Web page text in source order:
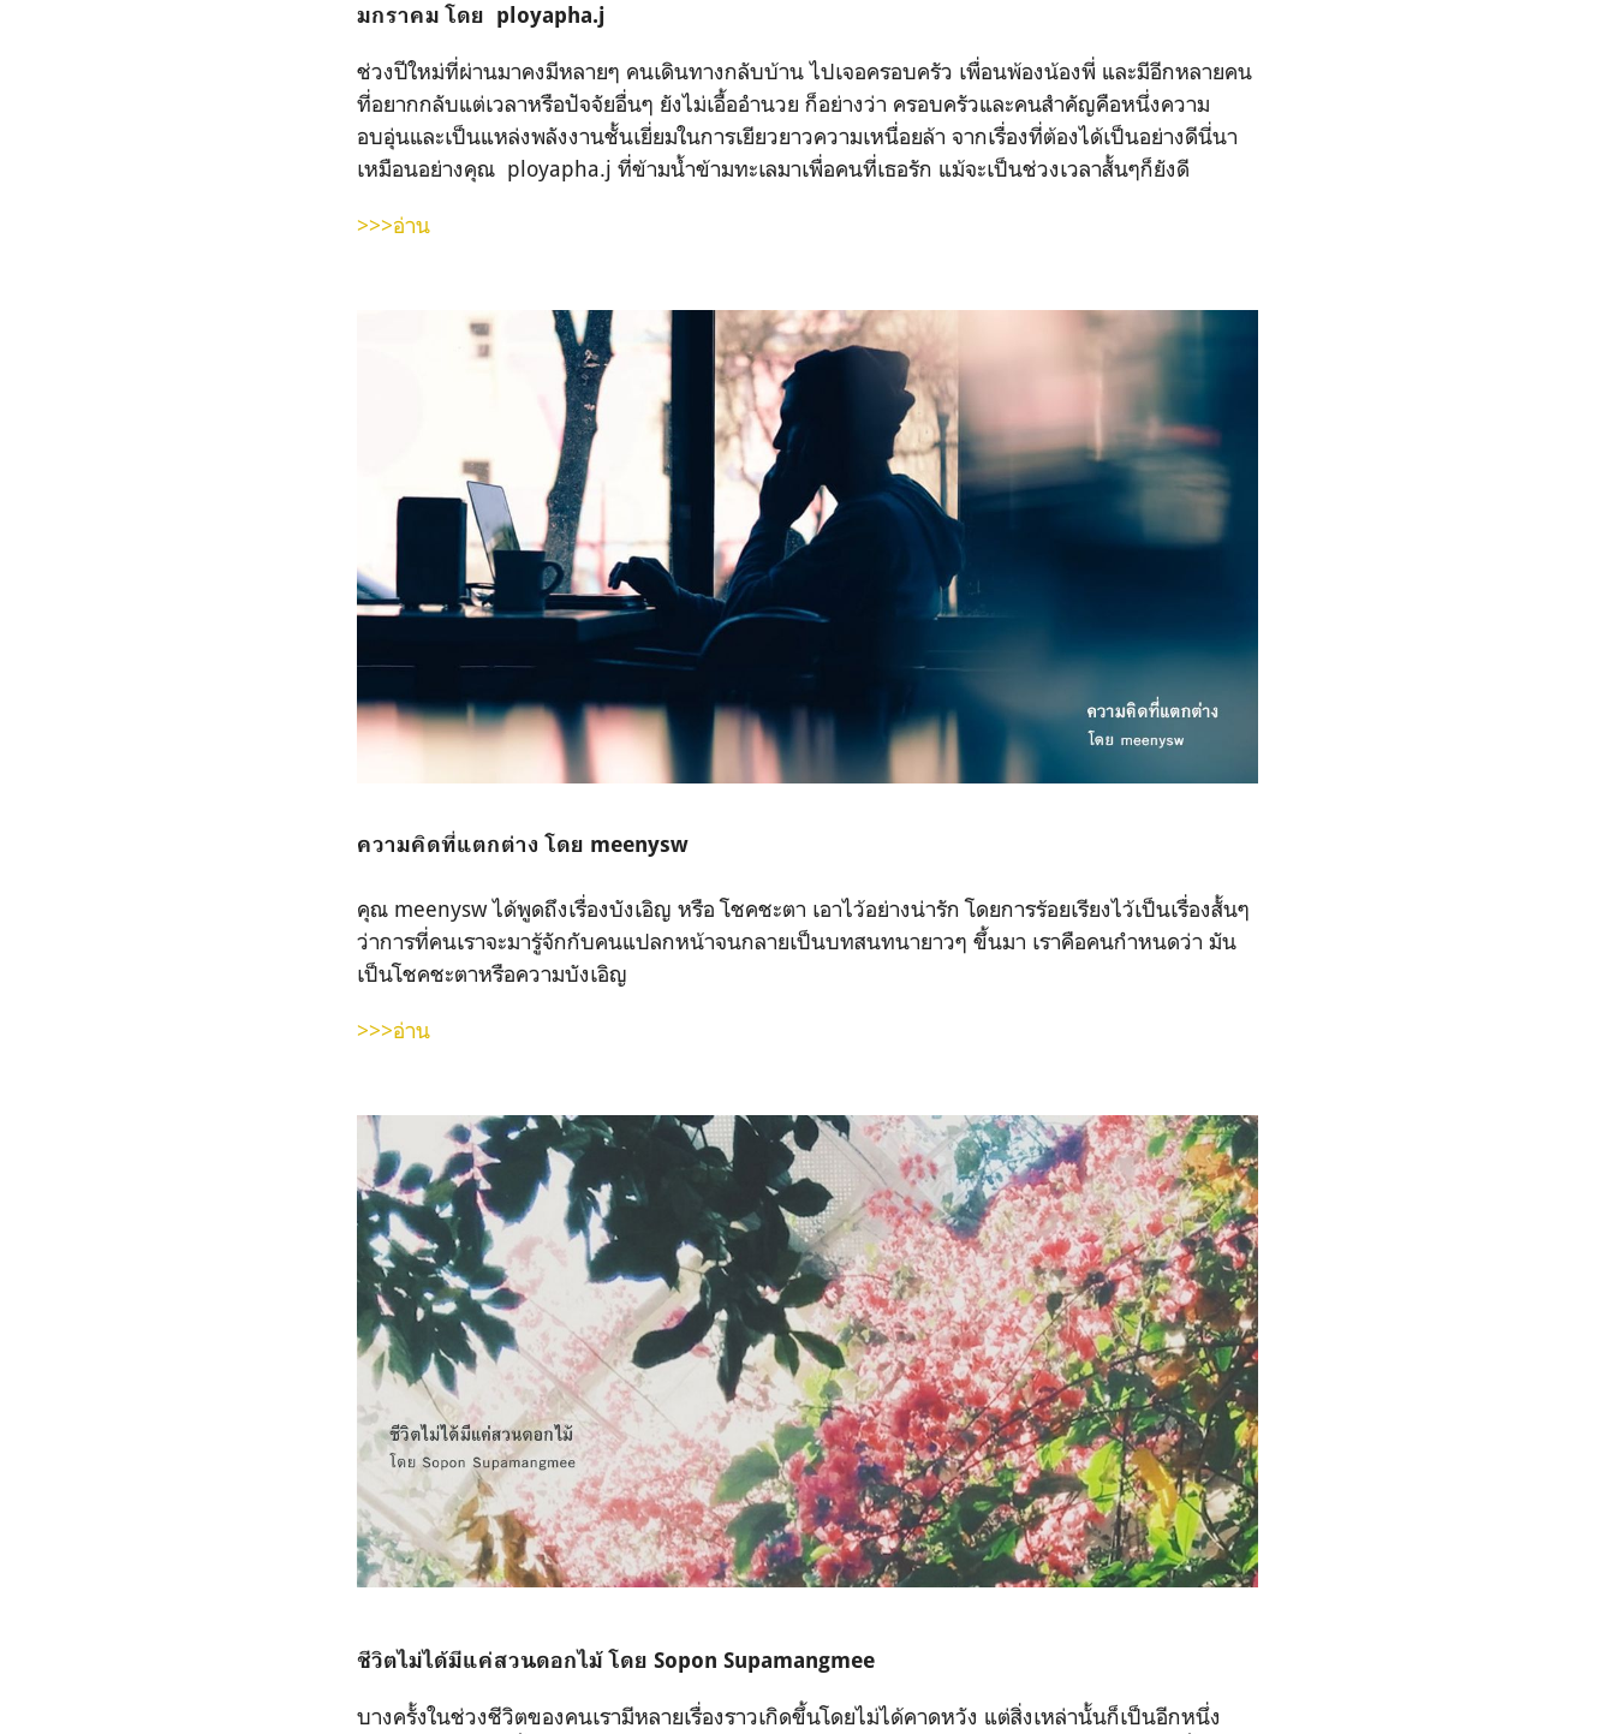
มกราคม โดย ployapha.j
ช่วงปีใหม่ที่ผ่านมาคงมีหลายๆ คนเดินทางกลับบ้าน ไปเจอครอบครัว เพื่อนพ้องน้องพี่ และมีอีกหลายคน
ที่อยากกลับแต่เวลาหรือปัจจัยอื่นๆ ยังไม่เอื้ออำนวย ก็อย่างว่า ครอบครัวและคนสำคัญคือหนึ่งความ
อบอุ่นและเป็นแหล่งพลังงานชั้นเยี่ยมในการเยียวยาวความเหนื่อยล้า จากเรื่องที่ต้องได้เป็นอย่างดีนี่นา
เหมือนอย่างคุณ ployapha.j ที่ข้ามน้ำข้ามทะเลมาเพื่อคนที่เธอรัก แม้จะเป็นช่วงเวลาสั้นๆก็ยังดี
>>>อ่าน
ความคิดที่แตกต่าง โดย meenysw
คุณ meenysw ได้พูดถึงเรื่องบังเอิญ หรือ โชคชะตา เอาไว้อย่างน่ารัก โดยการร้อยเรียงไว้เป็นเรื่องสั้นๆ
ว่าการที่คนเราจะมารู้จักกับคนแปลกหน้าจนกลายเป็นบทสนทนายาวๆ ขึ้นมา เราคือคนกำหนดว่า มัน
เป็นโชคชะตาหรือความบังเอิญ
>>>อ่าน
ชีวิตไม่ได้มีแค่สวนดอกไม้ โดย Sopon Supamangmee
บางครั้งในช่วงชีวิตของคนเรามีหลายเรื่องราวเกิดขึ้นโดยไม่ได้คาดหวัง แต่สิ่งเหล่านั้นก็เป็นอีกหนึ่ง